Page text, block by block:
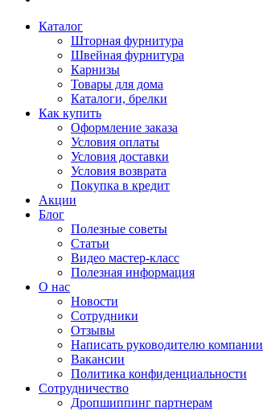
Каталог
Шторная фурнитура
Швейная фурнитура
Карнизы
Товары для дома
Каталоги, брелки
Как купить
Оформление заказа
Условия оплаты
Условия доставки
Условия возврата
Покупка в кредит
Акции
Блог
Полезные советы
Статьи
Видео мастер-класс
Полезная информация
О нас
Новости
Сотрудники
Отзывы
Написать руководителю компании
Вакансии
Политика конфиденциальности
Сотрудничество
Дропшиппинг партнерам